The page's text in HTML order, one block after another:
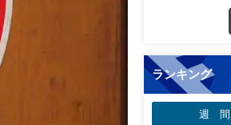
ランキング
週 間